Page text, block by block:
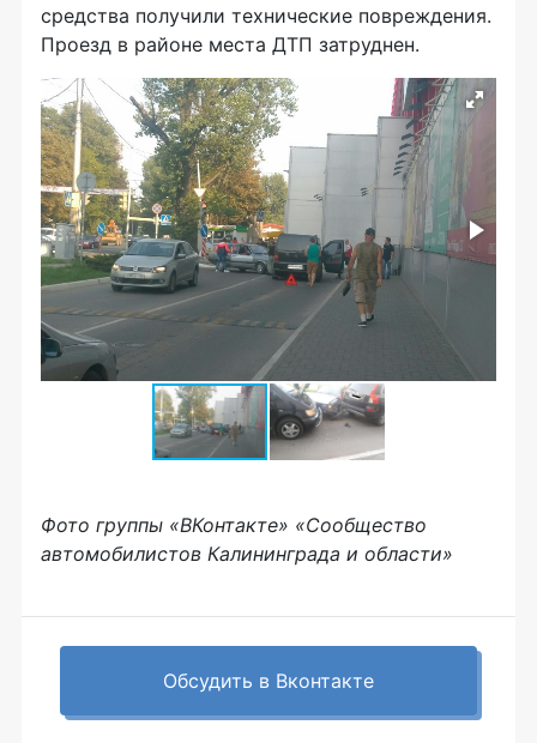
средства получили технические повреждения.
Проезд в районе места ДТП затруднен.
Фото группы «ВКонтакте» «Сообщество
автомобилистов Калининграда и области»
Обсудить в Вконтакте